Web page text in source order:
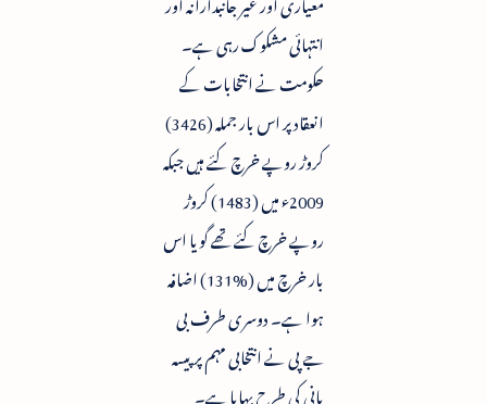
انتہائی مشکوک رہی ہے۔
حکومت نے انتخابات کے
انعقاد پر اس بار جملہ (3426)
کروڑ روپے خرچ کئے ہیں جبکہ
2009ء میں (1483) کروڑ
روپے خرچ کئے تھے گویا اس
بار خرچ میں (%131) اضافہ
ہوا ہے۔ دوسری طرف بی
جے پی نے انتخابی مہم پر پیسہ
پانی کی طرح بہایا ہے۔